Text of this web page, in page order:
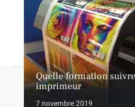
Quelle formation
imprimeur
7 novembre 2019© 2026 |
Contact